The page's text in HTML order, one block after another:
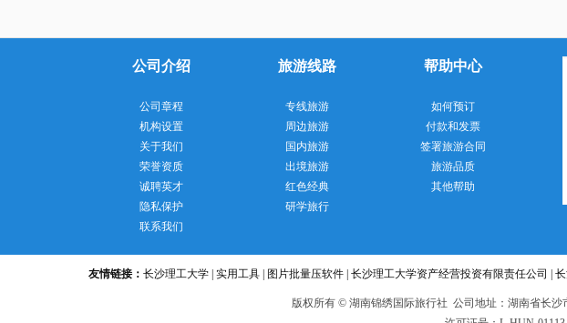
公司介绍
公司章程
机构设置
关于我们
荣誉资质
诚聘英才
隐私保护
联系我们
旅游线路
专线旅游
周边旅游
国内旅游
出境旅游
红色经典
研学旅行
帮助中心
如何预订
付款和发票
签署旅游合同
旅游品质
其他帮助
友情链接： 长沙理工大学 实用工具 图片批量压软件 长沙理工大学资产经营投资有限责任公司
版权所有 © 湖南锦绣国际旅行社 公司地址：湖南省长沙